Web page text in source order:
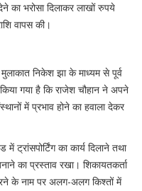
का भरोसा दिलाकर लाखों रुपये
वापस की।
निकेश झा के माध्यम से पूर्व
गया है कि राजेश चौहान ने अपने
में प्रभाव होने का हवाला देकर
ट्रांसपोर्टिंग का कार्य दिलाने तथा
का प्रस्ताव रखा। शिकायतकर्ता
के नाम पर अलग-अलग किश्तों में